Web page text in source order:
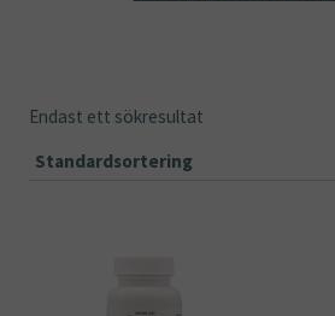
Endast ett sökresultat